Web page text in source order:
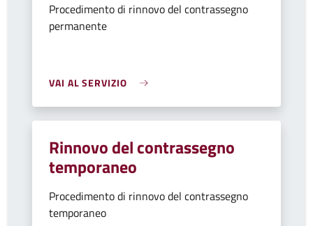
Procedimento di rinnovo del contrassegno
permanente
VAI AL SERVIZIO
Rinnovo del contrassegno
temporaneo
Procedimento di rinnovo del contrassegno
temporaneo